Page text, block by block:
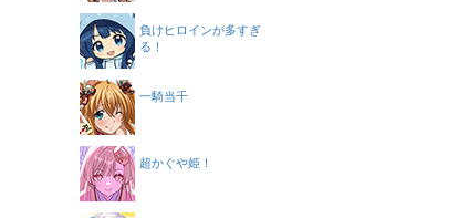
負けヒロインが多すぎ
る！
一騎当千
超かぐや姫！